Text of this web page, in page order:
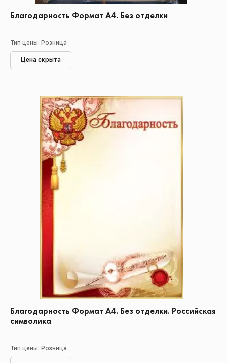
Благодарность Формат А4. Без отделки
Тип цены: Розница
Цена скрыта
Благодарность Формат А4. Без отделки. Российская
символика
Тип цены: Розница